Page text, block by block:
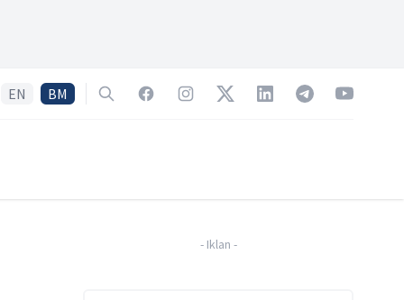
EN BM SearchFacebookInstagramTwitterLinkedInTelegramYouTube
- Iklan -